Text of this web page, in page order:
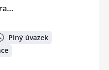
Plný úvazek